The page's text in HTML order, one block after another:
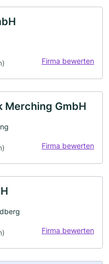
Firma bewerten
Merching GmbH
Firma bewerten
Firma bewerten